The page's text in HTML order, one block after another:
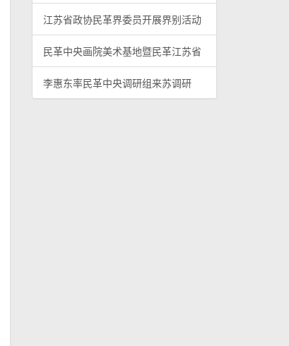
江苏省政协民革界委员开展界别活动
民革中央画院美术基地暨民革江苏省
李惠东率民革中央调研组来苏调研